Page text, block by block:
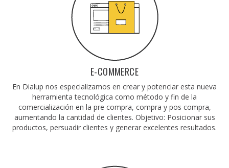
E-COMMERCE
En Dialup nos especializamos en crear y potenciar esta nueva
herramienta tecnológica como método y fin de la
comercialización en la pre compra, compra y pos compra,
aumentando la cantidad de clientes. Objetivo: Posicionar sus
productos, persuadir clientes y generar excelentes resultados.